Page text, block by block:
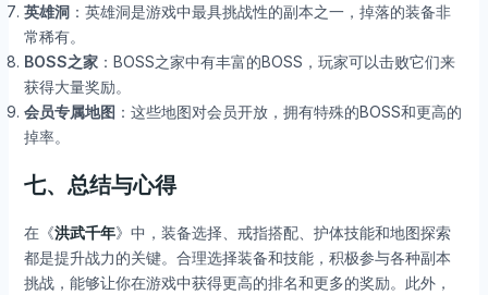
英雄洞：英雄洞是游戏中最具挑战性的副本之一，掉落的装备非
常稀有。
BOSS之家：BOSS之家中有丰富的BOSS，玩家可以击败它们来
获得大量奖励。
会员专属地图 ：这些地图对会员开放，拥有特殊的BOSS和更高的
掉率。
七、总结与心得
在《洪武千年》中，装备选择、戒指搭配、护体技能和地图探索
都是提升战力的关键。合理选择装备和技能，积极参与各种副本
挑战，能够让你在游戏中获得更高的排名和更多的奖励。此外，